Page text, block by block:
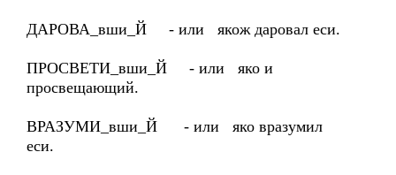
ДАРОВА_вши_Й - или якож даровал еси.
ПРОСВЕТИ_вши_Й - или яко и
просвещающий.
ВРАЗУМИ_вши_Й - или яко вразумил
еси.